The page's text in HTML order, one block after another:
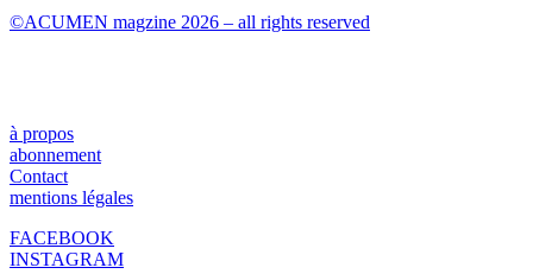
©ACUMEN magzine 2026 – all rights reserved
à propos
abonnement
Contact
mentions légales
FACEBOOK
INSTAGRAM